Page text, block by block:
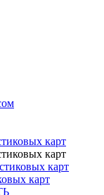
карт
карт
карт
карт